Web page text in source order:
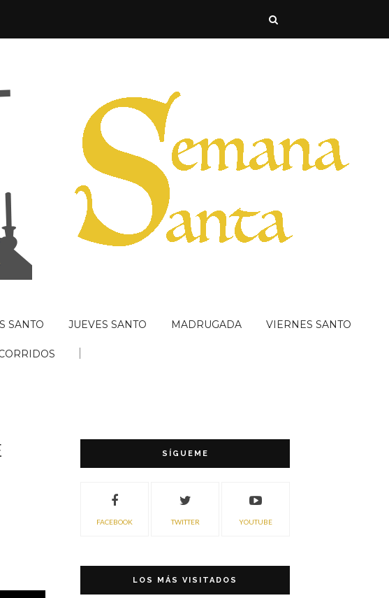
SANTO JUEVES SANTO MADRUGADA VIERNES SANTO
SÍGUEME
FACEBOOK TWITTER YOUTUBE
LOS MÁS VISITADOS